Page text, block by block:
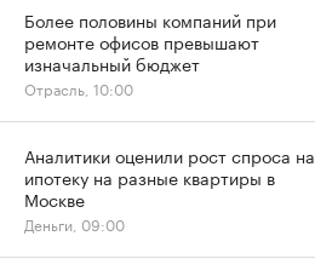
Более половины компаний при
ремонте офисов превышают
изначальный бюджет
Отрасль, 10:00
Аналитики оценили рост спроса на
ипотеку на разные квартиры в
Москве
Деньги, 09:00